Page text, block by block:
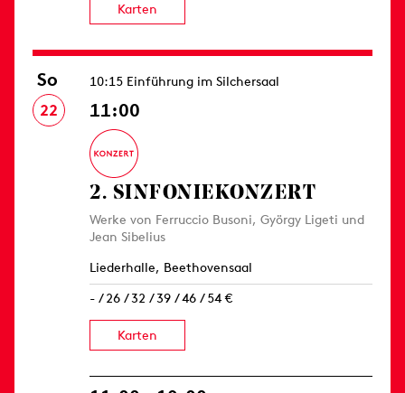
Karten
So
22
10:15 Einführung im Silchersaal
11:00
2. SINFONIE­KONZERT
Werke von Ferruccio Busoni, György Ligeti und
Jean Sibelius
Liederhalle, Beethovensaal
- / 26 / 32 / 39 / 46 / 54 €
Karten